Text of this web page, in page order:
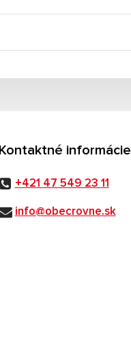
Kontaktné informácie
+421 47 549 23 11
info@obecrovne.sk